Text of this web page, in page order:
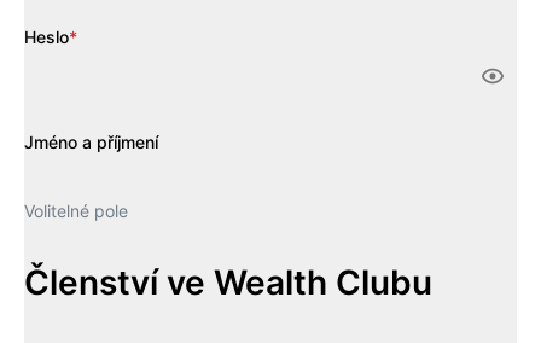
Heslo*
Jméno a příjmení
Volitelné pole
Členství ve Wealth Clubu